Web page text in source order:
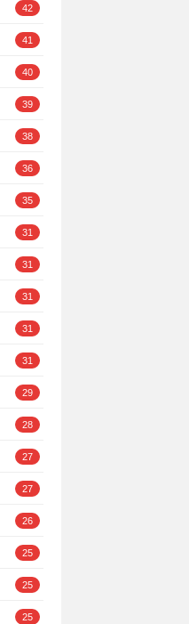
42
41
40
39
38
36
35
31
31
31
31
31
29
28
27
27
26
25
25
25